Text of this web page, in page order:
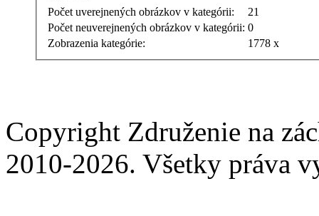
Počet uverejnených obrázkov v kategórii:
21
Počet neuverejnených obrázkov v kategórii: 0
Zobrazenia kategórie:
1778 x
Copyright Združenie na
2010-2026. Všetky práva